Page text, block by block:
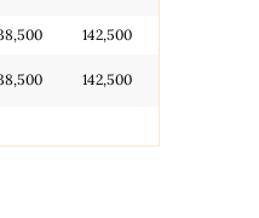
142,500
142,500